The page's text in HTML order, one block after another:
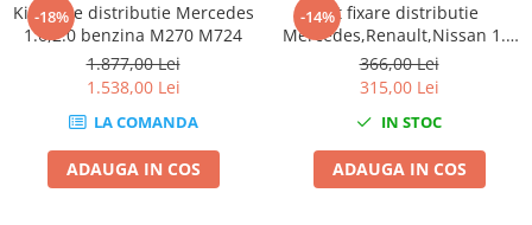
Slefuitoare electrice
Scule fixare distributie
Alfa romeo
Bmw
Chevrolet
-18%
Kit fixare distributie Mercedes
1.6,2.0 benzina M270 M724
1.877,00 Lei
1.538,00 Lei
LA COMANDA
ADAUGA IN COS
-14%Kit fixare distributie
Mercedes,Renault,Nissan 1.3
TCE
366,00 Lei
315,00 Lei
IN STOC
ADAUGA IN COS